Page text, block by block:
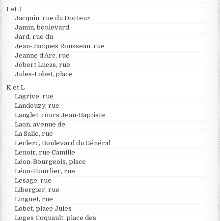
I et J
Jacquin, rue du Docteur
Jamin, boulevard
Jard, rue du
Jean-Jacques Rousseau, rue
Jeanne d’Arc, rue
Jobert Lucas, rue
Jules-Lobet, place
K et L
Lagrive, rue
Landouzy, rue
Langlet, cours Jean-Baptiste
Laon, avenue de
La Salle, rue
Leclerc, Boulevard du Général
Lenoir, rue Camille
Léon-Bourgeois, place
Léon-Hourlier, rue
Lesage, rue
Libergier, rue
Linguet, rue
Lobet, place Jules
Loges Coquault, place des